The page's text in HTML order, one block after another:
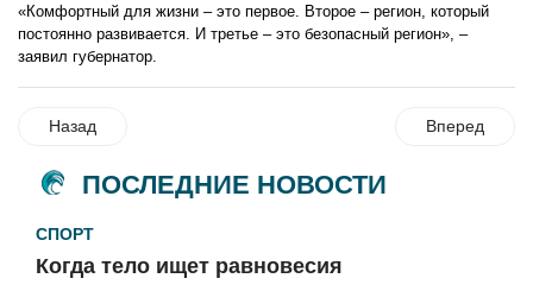
«Комфортный для жизни – это первое. Второе – регион, который
постоянно развивается. И третье – это безопасный регион», –
заявил губернатор.
Назад Вперед
ПОСЛЕДНИЕ НОВОСТИ
СПОРТ
Когда тело ищет равновесия